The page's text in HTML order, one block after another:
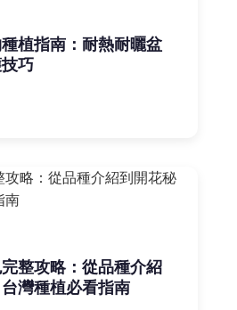
植指南：耐熱耐曬盆
巧
整攻略：從品種介紹
灣種植必看指南